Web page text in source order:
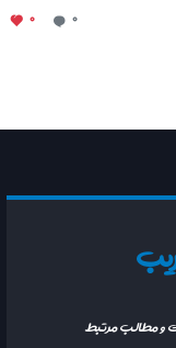
۰ ۰
و مطالب مرتبط